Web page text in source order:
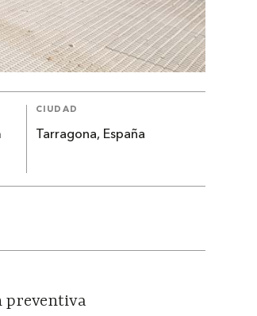
CIUDAD
Tarragona, España
preventiva